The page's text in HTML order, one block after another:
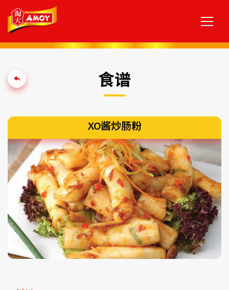
食谱
XO酱炒肠粉